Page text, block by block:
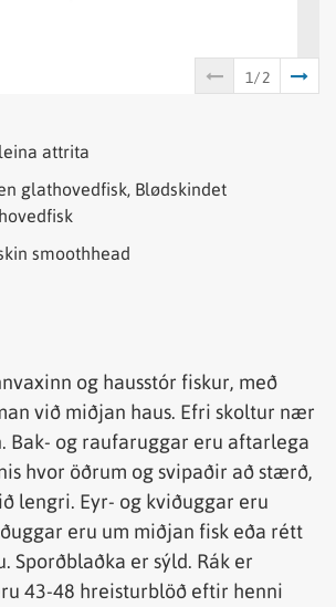
attrita
glathovedfisk, Blødskindet
smoothhead
og hausstór fiskur, með
við miðjan haus. Efri skoltur nær
Bak- og raufaruggar eru aftarlega
hvor öðrum og svipaðir að stærð,
lengri. Eyr- og kviðuggar eru
eru um miðjan fisk eða rétt
Sporðblaðka er sýld. Rák er
43-48 hreisturblöð eftir henni